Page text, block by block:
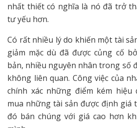
nhất thiết có nghĩa là nó đã trở
tư yếu hơn.
Có rất nhiều lý do khiến một tài
giảm mặc dù đã được củng cố
bản, nhiều nguyên nhân trong số
không liên quan. Công việc của
chính xác những điểm kém
mua những tài sản được định giá
đó bán chúng với giá cao hơn